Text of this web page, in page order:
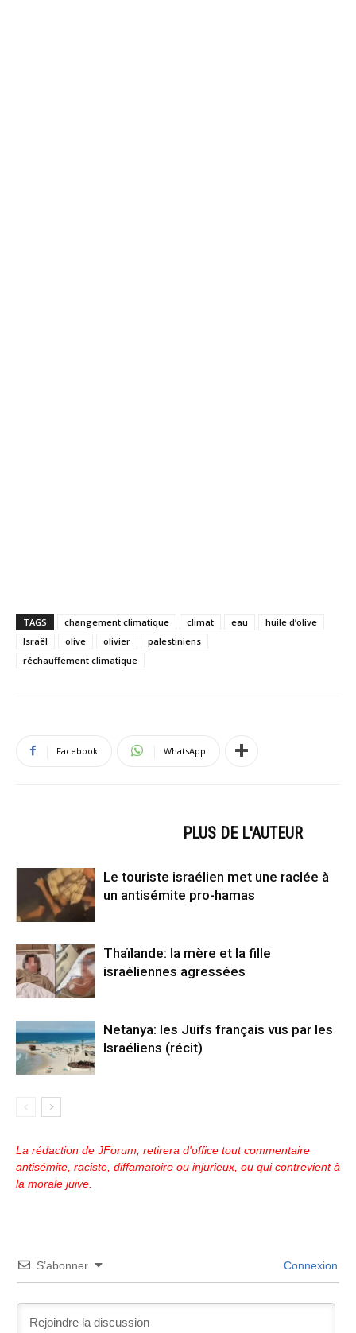
TAGS changement climatique climat eau
huile d’olive
Israël
olive olivier
palestiniens
réchauffement climatique
Facebook WhatsApp
PLUS DE L'AUTEUR
Le touriste israélien met une raclée à
un antisémite pro-hamas
Thaïlande: la mère et la fille
israéliennes agressées
Netanya: les Juifs français vus par les
Israéliens (récit)
La rédaction de JForum, retirera d'office tout commentaire
antisémite, raciste, diffamatoire ou injurieux, ou qui contrevient à
la morale juive.
S’abonner Connexion